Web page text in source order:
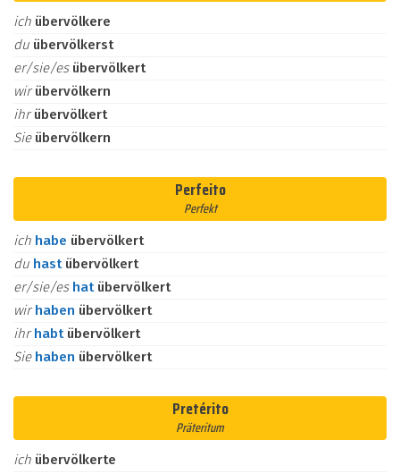
ich übervölkere
du übervölkerst
er/sie/es übervölkert
wirübervölkern
ihrübervölkert
Sie übervölkern
Perfeito
Perfekt
ich habe übervölkert
du hast übervölkert
er/sie/es hat übervölkert
wirhaben übervölkert
ihrhabt übervölkert
Sie haben übervölkert
Pretérito
Präteritum
ich übervölkerte